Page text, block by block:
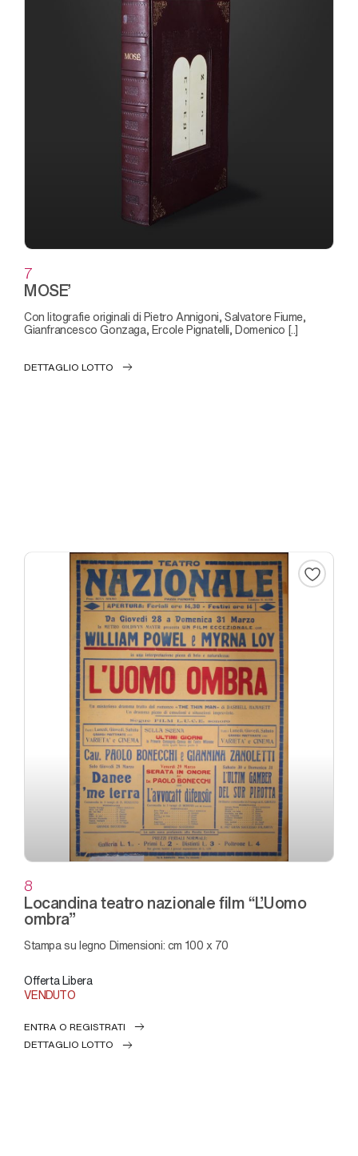
7
MOSE’
con litografie originali di Pietro Annigoni, Salvatore Fiume,
Gianfrancesco Gonzaga, Ercole Pignatelli, Domenico [..]
DETTAGLIO LOTTO
8
Locandina teatro nazionale film “L’Uomo
ombra”
Stampa su legno Dimensioni: cm 100 x 70
Offerta Libera
VENDUTO
ENTRA O REGISTRATI
DETTAGLIO LOTTO